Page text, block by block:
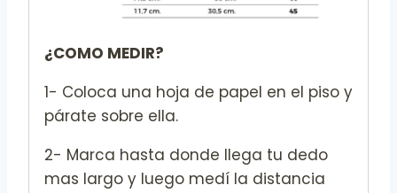
¿COMO MEDIR?
1- Coloca una hoja de papel en el piso y
párate sobre ella.
2- Marca hasta donde llega tu dedo
mas largo y luego medí la distancia